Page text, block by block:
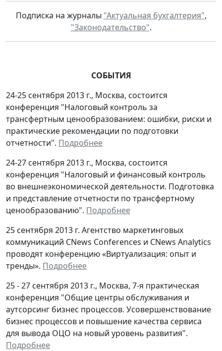
Подписка на журналы "Актуальная бухгалтерия",
"Законодательство".
СОБЫТИЯ
24-25 сентября 2013 г., Москва, состоится
конференция "Налоговый контроль за
трансфертным ценообразованием: ошибки, риски и
практические рекомендации по подготовки
отчетности". Подробнее
24-27 сентября 2013 г., Москва, состоится
конференция "Налоговый и финансовый контроль
во внешнеэкономической деятельности. Подготовка
и представление отчетности по трансфертному
ценообразованию". Подробнее
25 сентября 2013 г. Агентство маркетинговых
коммуникаций CNews Conferences и CNews Analytics
проводят конференцию «Виртуализация: опыт и
тренды». Подробнее
25 - 27 сентября 2013 г., Москва, 7-я практическая
конференция "Общие центры обслуживания и
аутсорсинг бизнес процессов. Усовершенствование
бизнес процессов и повышение качества сервиса
для вывода ОЦО на новый уровень развития".
Подробнее